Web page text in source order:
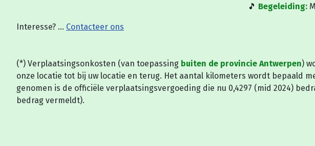
🎵 Begeleiding:
Interesse? ... Contacteer ons
(*) Verplaatsingsonkosten (van toepassing buiten de provincie Antwerpen)
onze locatie tot bij uw locatie en terug. Het aantal kilometers wordt bepaald
genomen is de officiële verplaatsingsvergoeding die nu 0,4297 (mid 2024)
bedrag vermeldt).